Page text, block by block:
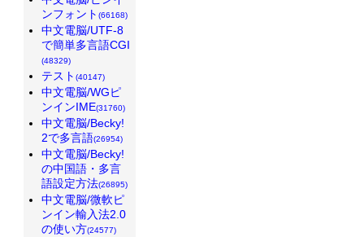
ンフォント (66168)
中文電脳/UTF-8
で簡単多言語CGI
(48329)
テスト (40147)
中文電脳/WGピ
ンインIME(31760)
中文電脳/Becky!
2で多言語(26954)
中文電脳/Becky!
の中国語・多言
語設定方法(26895)
中文電脳/微軟ピ
ンイン輸入法2.0
の使い方(24577)